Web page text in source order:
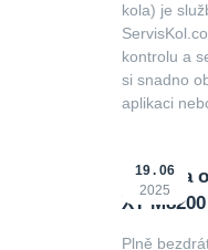
kola) je
kontrolu a
si snadno
aplikaci
Novinka
XT
19
06
2025
Plně